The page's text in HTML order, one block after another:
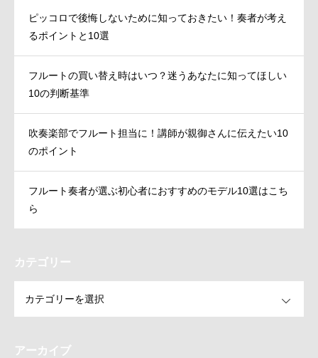
ピッコロで後悔しないために知っておきたい！奏者が考え
るポイントと10選
フルートの買い替え時はいつ？迷うあなたに知ってほしい
10の判断基準
吹奏楽部でフルート担当に！講師が親御さんに伝えたい10
のポイント
フルート奏者が選ぶ初心者におすすめのモデル10選はこち
ら
カテゴリー
アーカイブ